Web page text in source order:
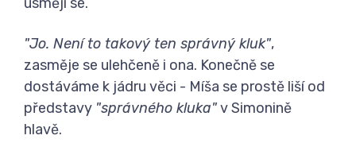
"Jo. Není to takový ten správný kluk",
zasměje se ulehčeně i ona. Konečně se
dostáváme k jádru věci - Míša se prostě liší od
představy "správného kluka"v Simonině
hlavě.